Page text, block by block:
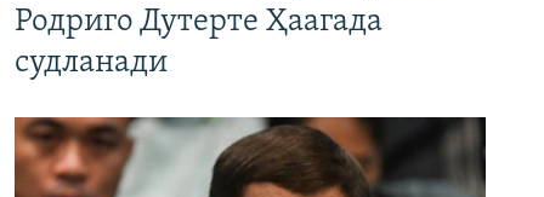
Родриго Дутерте Ҳаагада
судланади